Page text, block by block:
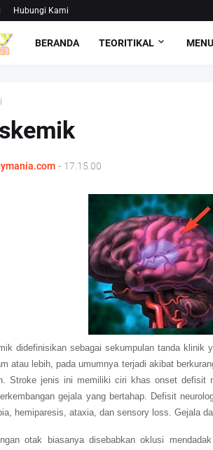
Hubungi Kami
BERANDA TEORITIKAL
- 17.15.00
didefinisikan sebagai sekumpulan tanda klinik
atau lebih, pada umumnya terjadi akibat
Stroke jenis ini memiliki ciri khas onset defisit
gejala yang bertahap. Defisit
hemiparesis, ataxia, dan sensory loss. Gejala
otak biasanya disebabkan oklusi